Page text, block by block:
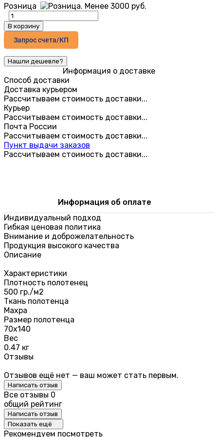
Розница
В корзину
Запрос счета/КП
Информация о доставке
Способ доставки
Доставка курьером
Рассчитываем стоимость доставки...
Курьер
Рассчитываем стоимость доставки...
Почта России
Рассчитываем стоимость доставки...
Пункт выдачи заказов
Рассчитываем стоимость доставки...
Информация об оплате
Индивидуальный подход
Гибкая ценовая политика
Внимание и доброжелательность
Продукция высокого качества
Описание
Характеристики
Плотность полотенец
500 гр./м2
Ткань полотенца
Махра
Размер полотенца
70х140
Вес
0.47 кг
Отзывы
Отзывов ещё нет — ваш может стать первым.
Написать отзыв
Все отзывы 0
общий рейтинг
Написать отзыв
Показать ещё
Рекомендуем посмотреть